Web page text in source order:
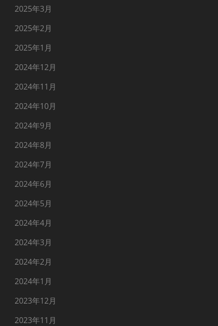
2025年3月
2025年2月
2025年1月
2024年12月
2024年11月
2024年10月
2024年9月
2024年8月
2024年7月
2024年6月
2024年5月
2024年4月
2024年3月
2024年2月
2024年1月
2023年12月
2023年11月